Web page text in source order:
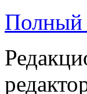
Полный